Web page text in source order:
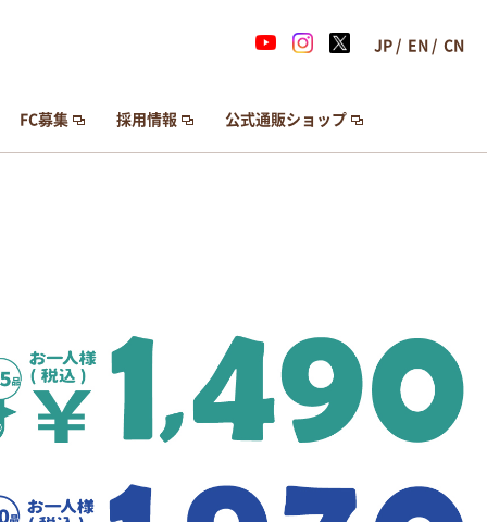
FC募集 採用情報 公式通販ショップ
FC募集 採用情報 公式通販ショップ
JP EN CN